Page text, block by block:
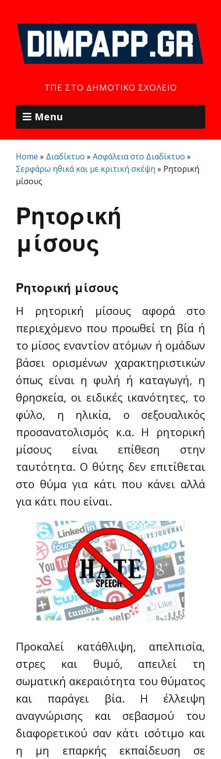
ΤΠΕ ΣΤΟ ΔΗΜΟΤΙΚΌ ΣΧΟΛΕΊΟ
Menu
Home » Διαδίκτυο » Ασφάλεια στο Διαδίκτυο »
Σερφάρω ηθικά και με κριτική σκέψη » Ρητορική
μίσους
Ρητορική
μίσους
Ρητορική μίσους
Η ρητορική μίσους αφορά στο
περιεχόμενο που προωθεί τη βία ή
το μίσος εναντίον ατόμων ή ομάδων
βάσει ορισμένων χαρακτηριστικών
όπως είναι η φυλή ή καταγωγή, η
θρησκεία, οι ειδικές ικανότητες, το
φύλο, η ηλικία, ο σεξουαλικός
προσανατολισμός κ.α. Η ρητορική
μίσους είναι επίθεση στην
ταυτότητα. Ο θύτης δεν επιτίθεται
στο θύμα για κάτι που κάνει αλλά
για κάτι που είναι.
Προκαλεί κατάθλιψη, απελπισία,
στρες και θυμό, απειλεί τη
σωματική ακεραιότητα του θύματος
και παράγει βία. Η έλλειψη
αναγνώρισης και σεβασμού του
διαφορετικού σαν κάτι ισότιμο και
η μη επαρκής εκπαίδευση σε